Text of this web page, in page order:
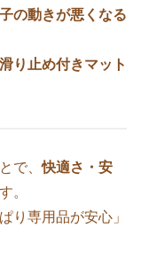
の動きが悪くなる
り止め付きマット
で、快適さ・安
。
り専用品が安心」